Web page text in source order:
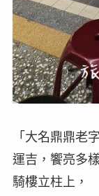
「大名鼎鼎老
運吉，饗亮多
騎樓立柱上，